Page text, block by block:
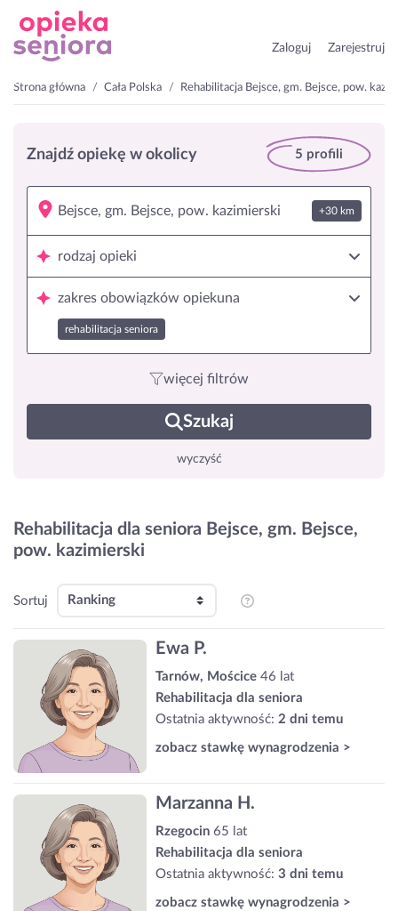
Zaloguj Zarejestruj
Strona główna Cała Polska Rehabilitacja Bejsce, gm. Bejsce, pow.
Znajdź opiekę w okolicy 5 profili
+30 km
rodzaj opieki
zakres obowiązków opiekuna
rehabilitacja seniora
więcej filtrów
Szukaj
wyczyść
Rehabilitacja dla seniora Bejsce, gm. Bejsce,
pow. kazimierski
Sortuj
Ewa P.
Tarnów, Mościce 46 lat
Rehabilitacja dla seniora
Ostatnia aktywność: 2 dni temu
zobacz stawkę wynagrodzenia >
Marzanna H.
Rzegocin 65 lat
Rehabilitacja dla seniora
Ostatnia aktywność: 3 dni temu
zobacz stawkę wynagrodzenia >